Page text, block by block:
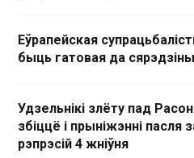
Еўрапейская
быць гатовая да
Удзельнікі злёту пад
збіццё і прыніжэнні пасля
рэпрэсій 4 жніўня